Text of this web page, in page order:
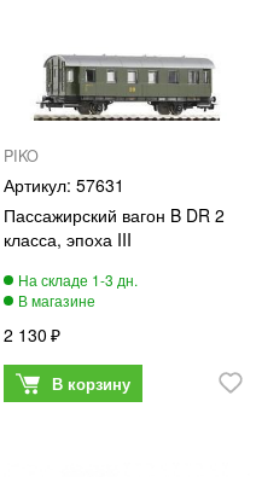
PIKO
57631
Пассажирский вагон B DR 2
класса, эпоха III
2 130